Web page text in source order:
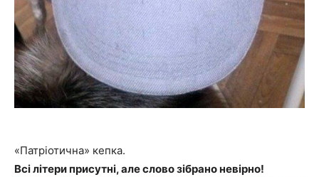
«Патріотична» кепка.
Всі літери присутні, але слово зібрано невірно!